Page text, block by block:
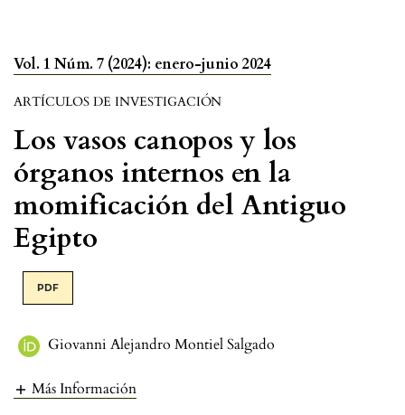
Vol. 1 Núm. 7 (2024): enero-junio 2024
ARTÍCULOS DE INVESTIGACIÓN
Los vasos canopos y los
órganos internos en la
momificación del Antiguo
Egipto
PDF
Giovanni Alejandro Montiel Salgado
Más Información